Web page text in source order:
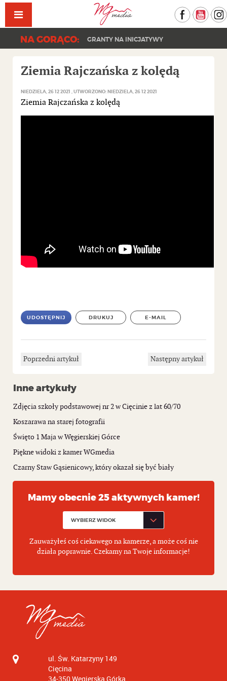
Facebook
NA GORĄCO: GRANTY NA INICJATYWY
Ziemia Rajczańska z kolędą
NIEDZIELA, 26 12 2021 UTWORZONO: NIEDZIELA, 26 12 2021
Ziemia Rajczańska z kolędą
UDOSTĘPNIJ DRUKUJ E-MAIL
Poprzedni artykuł Następny artykuł
Inne artykuły
Zdjęcia szkoły podstawowej nr 2 w Cięcinie z lat 60/70
Koszarawa na starej fotografii
Święto 1 Maja w Węgierskiej Górce
Piękne widoki z kamer WGmedia
Czarny Staw Gąsienicowy, który okazał się być biały
Mamy obecnie 25 aktywnych kamer!
Zauważyłeś coś ciekawego na kamerze, a może coś nie
działa poprawnie. Czekamy na Twoje informacje!
ul. Św. Katarzyny 149
Cięcina
34-350Węgierska Górka